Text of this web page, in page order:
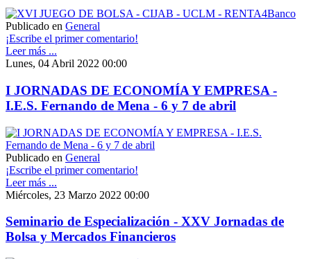
Publicado en General
¡Escribe el primer comentario!
Leer más ...
Lunes, 04 Abril 2022 00:00
I JORNADAS DE ECONOMÍA Y EMPRESA -
I.E.S. Fernando de Mena - 6 y 7 de abril
Publicado en General
¡Escribe el primer comentario!
Leer más ...
Miércoles, 23 Marzo 2022 00:00
Seminario de Especialización - XXV Jornadas de
Bolsa y Mercados Financieros